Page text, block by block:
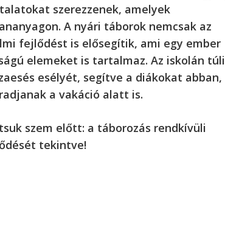
szerezzenek, amelyek
A nyári táborok nemcsak az
fejlődést is elősegítik, ami egy ember
elemeket is tartalmaz. Az iskolán túli
esélyét, segítve a diákokat abban,
a vakáció alatt is.
szem előtt: a táborozás rendkívüli
tekintve!